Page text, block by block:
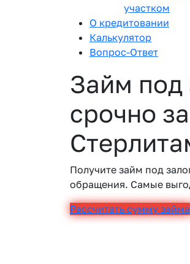
участком
О кредитовании
Калькулятор
Вопрос-Ответ
Займ под
срочно
Получите займ под
обращения. Самые
Рассчитать сумму займа